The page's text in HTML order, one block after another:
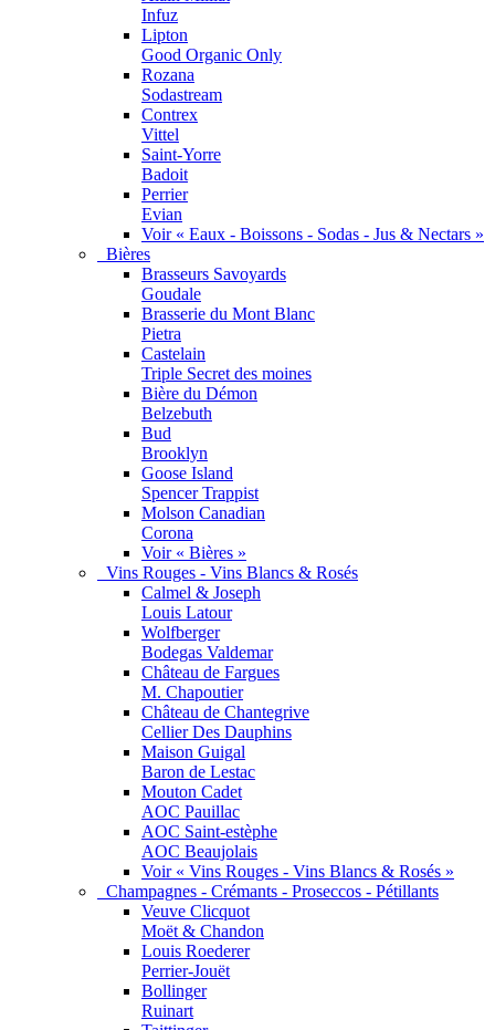
Infuz
Lipton
Good Organic Only
Rozana
Sodastream
Contrex
Vittel
Saint-Yorre
Badoit
Perrier
Evian
Voir « Eaux - Boissons - Sodas - Jus & Nectars »
Bières
Brasseurs Savoyards
Goudale
Brasserie du Mont Blanc
Pietra
Castelain
Triple Secret des moines
Bière du Démon
Belzebuth
Bud
Brooklyn
Goose Island
Spencer Trappist
Molson Canadian
Corona
Voir « Bières »
Vins Rouges - Vins Blancs & Rosés
Calmel & Joseph
Louis Latour
Wolfberger
Bodegas Valdemar
Château de Fargues
M. Chapoutier
Château de Chantegrive
Cellier Des Dauphins
Maison Guigal
Baron de Lestac
Mouton Cadet
AOC Pauillac
AOC Saint-estèphe
AOC Beaujolais
Voir « Vins Rouges - Vins Blancs & Rosés »
Champagnes - Crémants - Proseccos - Pétillants
Veuve Clicquot
Moët & Chandon
Louis Roederer
Perrier-Jouët
Bollinger
Ruinart